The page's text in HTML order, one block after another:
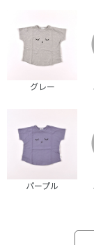
グレー
パープル